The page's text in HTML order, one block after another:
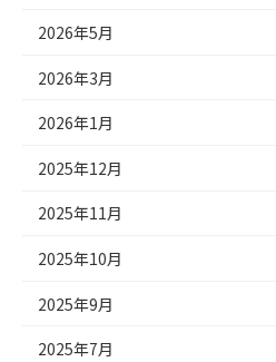
2026年5月
2026年3月
2026年1月
2025年12月
2025年11月
2025年10月
2025年9月
2025年7月